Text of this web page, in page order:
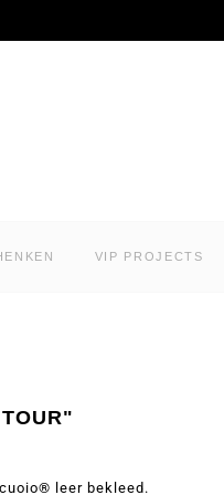
VIP PROJECTS
leer bekleed.